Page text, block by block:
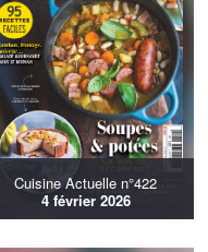
Cuisine Actuelle n°422
4 février 2026